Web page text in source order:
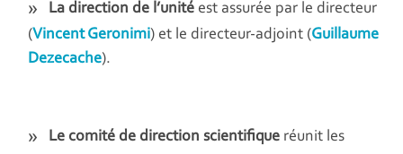
La direction de l’unité est assurée par le directeur
(Vincent Geronimi) et le directeur-adjoint (Guillaume
Dezecache).
Le comité de direction scientifique réunit les